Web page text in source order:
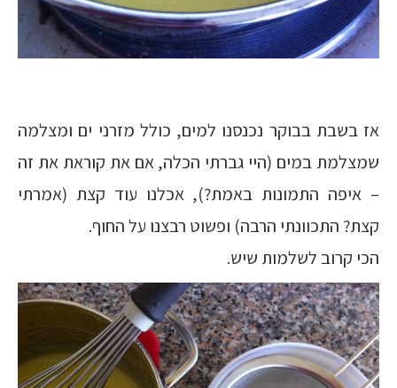
אז בשבת בבוקר נכנסנו למים, כולל מזרני ים ומצלמה
שמצלמת במים (היי גברתי הכלה, אם את קוראת את זה
– איפה התמונות באמת?), אכלנו עוד קצת (אמרתי
קצת? התכוונתי הרבה) ופשוט רבצנו על החוף.
הכי קרוב לשלמות שיש.